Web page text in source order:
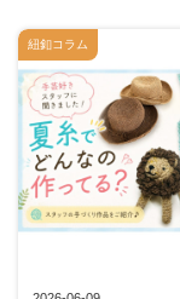
紐釦コラム